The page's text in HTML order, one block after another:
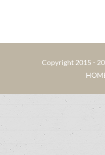
Copyright 2015 -